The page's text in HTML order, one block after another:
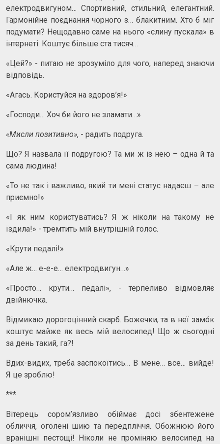
електродвигуном… Спортивний, стильний, елегантний.
Гармонійне поєднання чорного з… блакитним. Хто б міг
подумати? Нещодавно саме на нього «слину пускала» в
інтернеті. Коштує більше ста тисяч…
«Цей?» - питаю не зрозуміло для чого, наперед знаючи
відповідь.
«Агась. Користуйся на здоров’я!»
«Господи… Хоч би його не зламати…»
«Мисли позитивно», - радить подруга.
Що? Я назвала її подругою? Та ми ж із нею – одна й та
сама людина!
«То не так і важливо, який ти мені статус надаєш – але
приємно!»
«І як ним користуватись? Я ж ніколи на такому не
їздила!» - тремтить мій внутрішній голос.
«Крути педалі!»
«Але ж… е-е-е… електродвигун…»
«Просто… крути… педалі», - терпеливо відмовляє
двійнючка.
Відмикаю дорогоцінний скарб. Божечки, та в неї замо́к
коштує майже як весь мій велосипед! Що ж сьогодні
за день такий, га?!
Вдих-видих, треба заспокоїтись… В мене… все… вийде!
Я це зроблю!
***
Вітерець сором’язливо обіймає досі збентежене
обличчя, оголені шию та передпліччя. Обожнюю його
вранішні пестощі! Ніколи не проміняю велосипед на